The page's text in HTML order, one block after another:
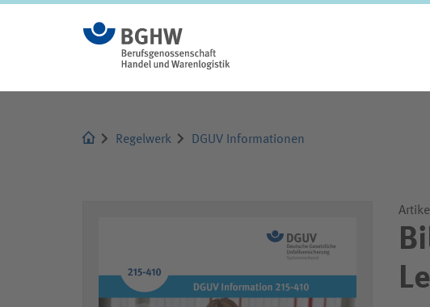
Regelwerk DGUV Informationen